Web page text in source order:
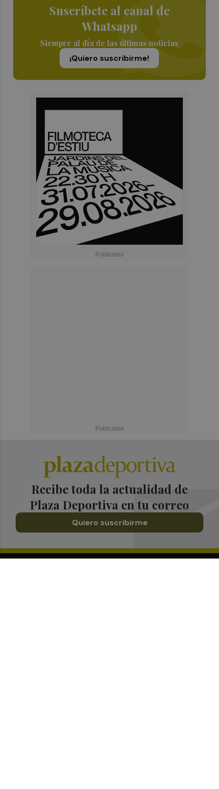
Suscríbete al canal de
Whatsapp
Siempre al día de las últimas noticias
¡Quiero suscribirme!
Recibe toda la actualidad de
Plaza Deportiva en tu correo
Quiero suscribirme